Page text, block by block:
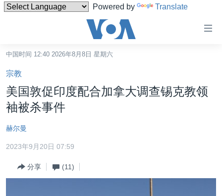
Powered by Translate
碍
链
接
跳
转
内
容
到
中国
最新国际新闻
分类新闻
中国时间 12:40 2026年8月8日 星期六
宗教
美国敦促印度配合加拿大调查锡克教领
袖被杀事件
赫尔曼
2023年9月20日 07:59
分享 (11)